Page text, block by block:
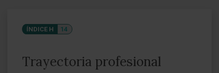
ÍNDICE H 14
Trayectoria profesional